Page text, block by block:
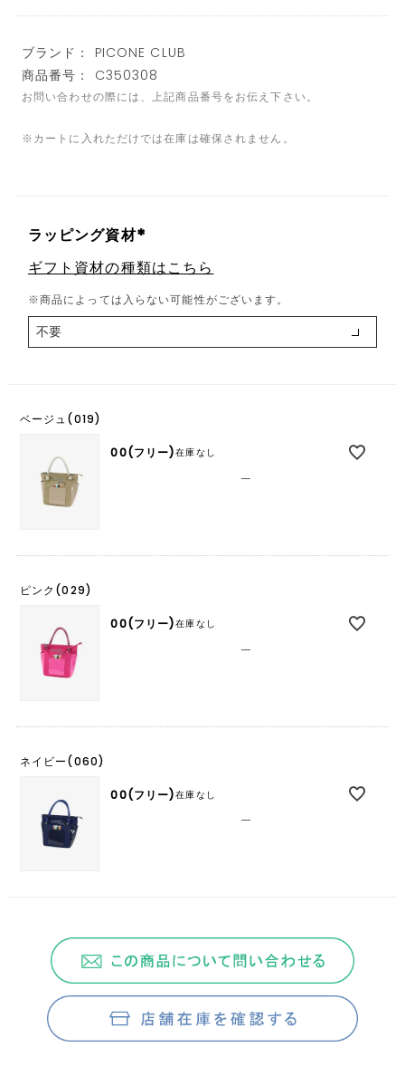
ブランド： PICONE CLUB
商品番号： C350308
お問い合わせの際には、上記商品番号をお伝え下さい。
※カートに入れただけでは在庫は確保されません。
ラッピング資材
(
必
須
)
ギフト資材の種類はこちら
※商品によっては入らない可能性がございます。
ベージュ(019)
00(フリー)在庫なし
—
ピンク(029)
00(フリー)在庫なし
—
ネイビー(060)
00(フリー)在庫なし
—